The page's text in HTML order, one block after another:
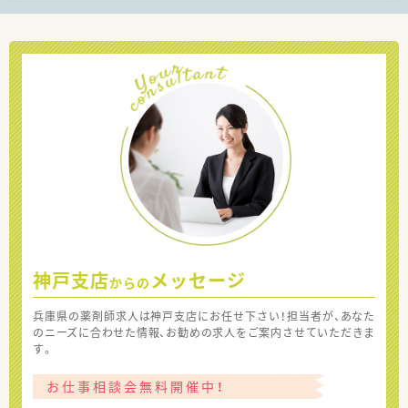
神戸支店からの メッセージ
兵庫県の薬剤師求人は神戸支店にお任せ下さい！担当者が、あなた
のニーズに合わせた情報、お勧めの求人をご案内させていただきま
す。
お仕事相談会無料開催中！